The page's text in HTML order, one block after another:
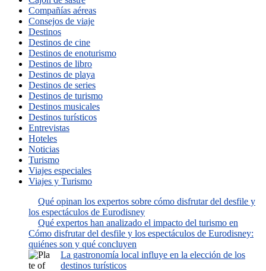
Compañías aéreas
Consejos de viaje
Destinos
Destinos de cine
Destinos de enoturismo
Destinos de libro
Destinos de playa
Destinos de series
Destinos de turismo
Destinos musicales
Destinos turísticos
Entrevistas
Hoteles
Noticias
Turismo
Viajes especiales
Viajes y Turismo
Qué opinan los expertos sobre cómo disfrutar del desfile y
los espectáculos de Eurodisney
Qué expertos han analizado el impacto del turismo en
Cómo disfrutar del desfile y los espectáculos de Eurodisney:
quiénes son y qué concluyen
La gastronomía local influye en la elección de los
destinos turísticos